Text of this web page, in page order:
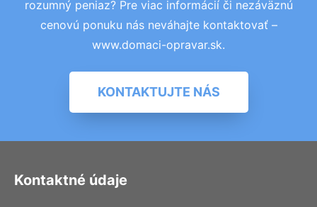
rozumný peniaz? Pre viac informácií či nezáväznú
cenovú ponuku nás neváhajte kontaktovať –
www.domaci-opravar.sk.
KONTAKTUJTE NÁS
Kontaktné údaje